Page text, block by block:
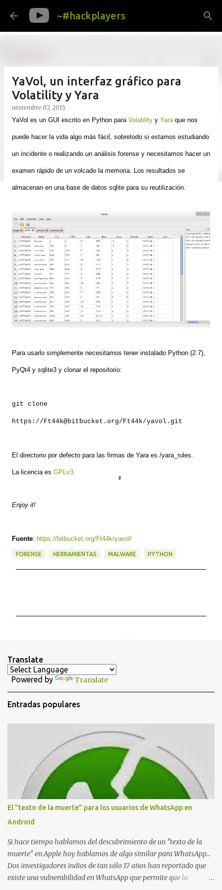
Ir al contenido principal
~#hackplayers
YaVol, un interfaz gráfico para
Volatility y Yara
noviembre 07, 2015
YaVol es un GUI escrito en Python para Volatility y Yaraque nos
puede hacer la vida algo más fácil, sobretodo si estamos estudiando
un incidente o realizando un análisis forense y necesitamos hacer un
examen rápido de un volcado la memoria. Los resultados se
almacenan en una base de datos sqlite para su reutilización.
Para usarlo simplemente necesitamos tener instalado Python (2.7),
PyQt4 y sqlite3 y clonar el repositorio:
git clone
https://Ft44k@bitbucket.org/Ft44k/yavol.git
El directorio por defecto para las firmas de Yara es /yara_rules.
La licencia es GPLv3
Enjoy it!
Fuente: https://bitbucket.org/Ft44k/yavol/
FORENSE HERRAMIENTAS MALWARE PYTHON
a
r
o
s
Translate
Powered by Translate
Entradas populares
El "texto de la muerte" para los usuarios de WhatsApp en
Android
Si hace tiempo hablamos del descubrimiento de un "texto de la
muerte" en Apple hoy hablamos de algo similar para WhatsApp...
Dos investigadores indios de tan sólo 17 años han reportado que
existe una vulnerabilidad en WhatsApp que permite que la